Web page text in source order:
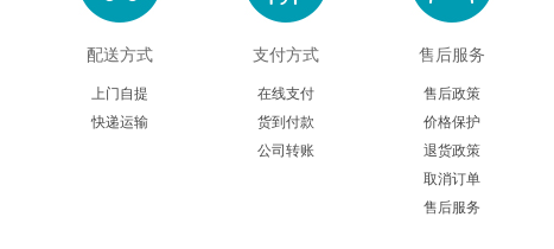
配送方式
上门自提
快递运输
支付方式
在线支付
货到付款
公司转账
售后服务
售后政策
价格保护
退货政策
取消订单
售后服务